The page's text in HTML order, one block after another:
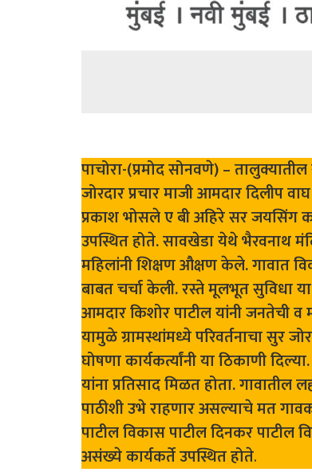
पाचोरा-(प्रमोद सोनवणे) – तालुक्यातील
जोरदार प्रचार माजी आमदार दिलीप
प्रकाश भोसले ए बी अहिरे सर जयसिंग
उपस्थित होते. सावखेडा येथे भैरवनाथ
महिलांनी शिक्षण औक्षण केले. गावात
बाबत चर्चा केली. रस्ते मूलभूत सुविधा
आमदार किशोर पाटील यांनी जनतेची
यामुळे ग्रामस्थांमध्ये परिवर्तनाचा सुर
घोषणा कार्यकर्त्यांनी या ठिकाणी
यांना प्रतिसाद मिळत होता.
पाठीशी उभे राहणार असल्याचे मत
पाटील विकास पाटील दिनकर पाटील
असंख्ये कार्यकर्ते उपस्थित होते.